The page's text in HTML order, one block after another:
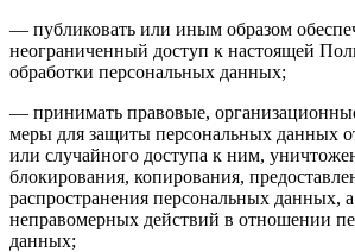
— публиковать или иным образом
неограниченный доступ к настоящей
обработки персональных данных;
— принимать правовые,
меры для защиты персональных данных
или случайного доступа к ним,
блокирования, копирования,
распространения персональных данных,
неправомерных действий в отношении
данных;